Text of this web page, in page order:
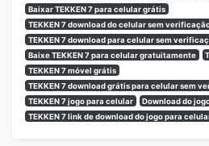
Baixar TEKKEN 7 para celular grátis
TEKKEN 7 download do celular sem
TEKKEN 7 download para celular sem
Baixe TEKKEN 7 para celular gratuitamente
TEKKEN 7 móvel grátis
TEKKEN 7 download grátis para celular sem
TEKKEN 7 jogo para celular
Download do
TEKKEN 7 link de download do jogo para